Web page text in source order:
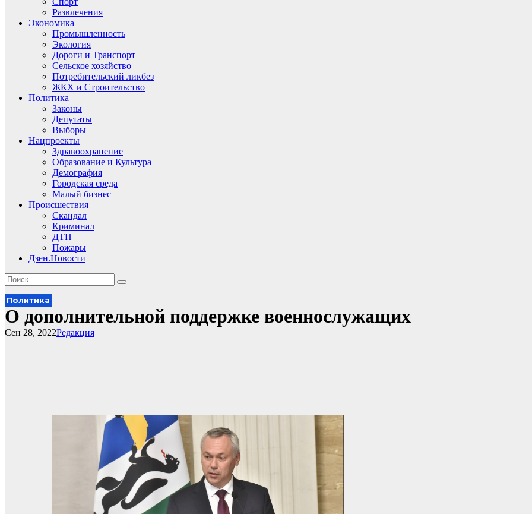
Развлечения
Экономика
Промышленность
Экология
Дороги и Транспорт
Сельское хозяйство
Потребительский ликбез
ЖКХ и Строительство
Политика
Законы
Депутаты
Выборы
Нацпроекты
Здравоохранение
Образование и Культура
Демография
Городская среда
Малый бизнес
Происшествия
Скандал
Криминал
ДТП
Пожары
Дзен.Новости
Политика
О дополнительной поддержке военнослужащих
Редакция
Сен 28, 2022